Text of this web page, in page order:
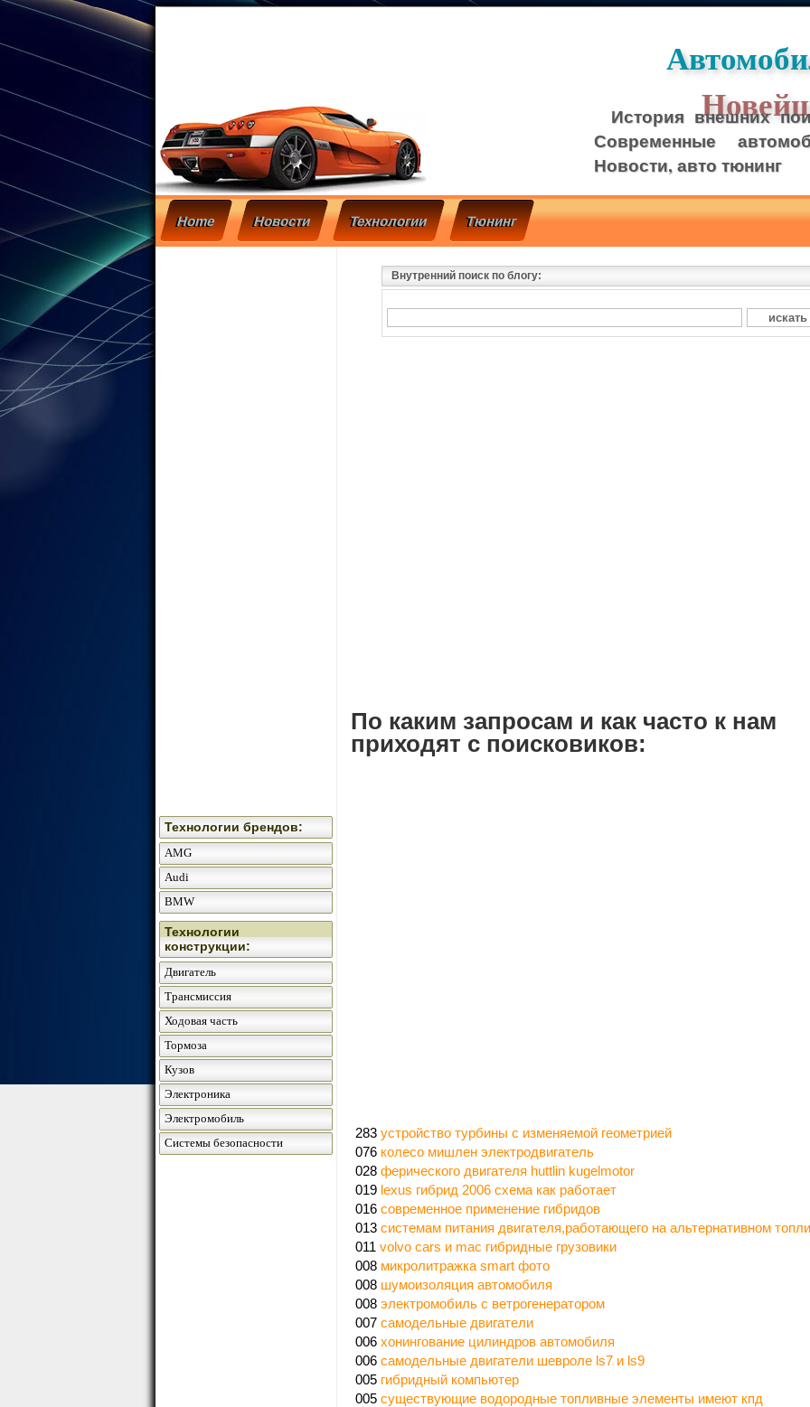
История внешних
Современные
Новости, авто тюнинг
Home Новости Технологии Тюнинг
Внутренний поиск по блогу:
По каким запросам и как часто к нам
приходят с поисковиков:
283 устройство турбины с изменяемой геометрией
076 колесо мишлен электродвигатель
028 ферического двигателя huttlin kugelmotor
019 lexus гибрид 2006 схема как работает
016 современное применение гибридов
013 системам питания двигателя,работающего на альтернативном
011 volvo cars и mac гибридные грузовики
008 микролитражка smart фото
008 шумоизоляция автомобиля
008 электромобиль с ветрогенератором
007 самодельные двигатели
006 хонингование цилиндров автомобиля
006 самодельные двигатели шевроле ls7 и ls9
005 гибридный компьютер
005 существующие водородные топливные элементы имеют кпд
Технологии брендов:
AMG
Audi
BMW
Технологии
конструкции:
Двигатель
Трансмиссия
Ходовая часть
Тормоза
Кузов
Электроника
Электромобиль
Системы безопасности